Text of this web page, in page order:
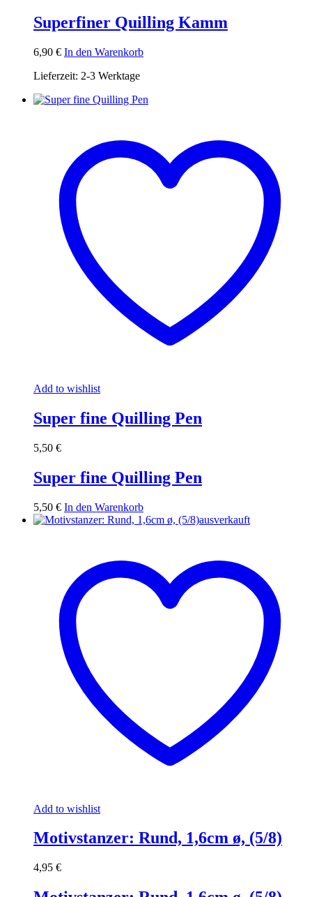
Superfiner Quilling Kamm
6,90 € In den Warenkorb
Lieferzeit: 2-3 Werktage
Add to wishlist
Super fine Quilling Pen
5,50 €
Super fine Quilling Pen
5,50 € In den Warenkorb
ausverkauft
Add to wishlist
Motivstanzer: Rund, 1,6cm ø, (5/8)
4,95 €